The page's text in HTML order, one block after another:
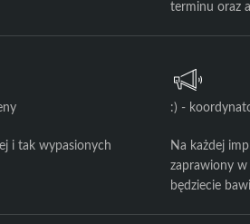
terminu oraz
i tak wypasionych
:) -
Na każdej
zaprawiony
będziecie